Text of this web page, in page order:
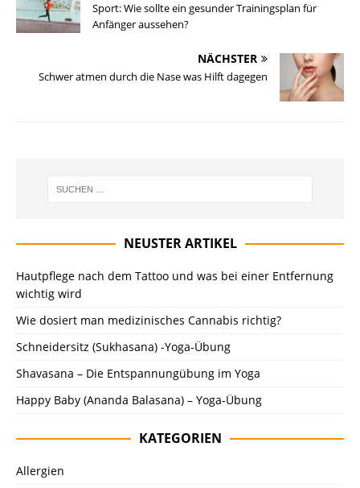
Sport: Wie sollte ein gesunder Trainingsplan für
Anfänger aussehen?
NÄCHSTER
Schwer atmen durch die Nase was Hilft dagegen
NEUSTER ARTIKEL
Hautpflege nach dem Tattoo und was bei einer Entfernung
wichtig wird
Wie dosiert man medizinisches Cannabis richtig?
Schneidersitz (Sukhasana) -Yoga-Übung
Shavasana – Die Entspannungübung im Yoga
Happy Baby (Ananda Balasana) – Yoga-Übung
KATEGORIEN
Allergien